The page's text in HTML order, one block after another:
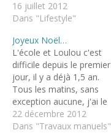
16 juillet 2012
Dans "Lifestyle"
Joyeux Noël…
L'école et Loulou c'est
difficile depuis le premier
jour, il y a déjà 1,5 an.
Tous les matins, sans
exception aucune, j'ai le
droit a des pleurs. Plus ou
moins violents. Parfois
22 décembre 2012
Dans "Travaux manuels"